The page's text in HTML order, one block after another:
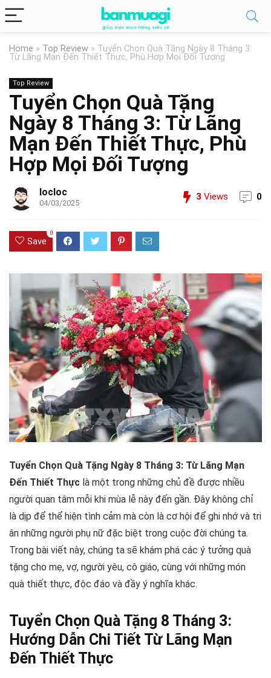
Home » Top Review » Tuyển Chọn Quà Tặng Ngày 8 Tháng 3:
Từ Lãng Mạn Đến Thiết Thực, Phù Hợp Mọi Đối Tượng
Top Review
Tuyển Chọn Quà Tặng
Ngày 8 Tháng 3: Từ Lãng
Mạn Đến Thiết Thực, Phù
Hợp Mọi Đối Tượng
locloc
04/03/2025
3 Views 0
Save
0
Tuyển Chọn Quà Tặng Ngày 8 Tháng 3: Từ Lãng Mạn
Đến Thiết Thực là một trong những chủ đề được nhiều
người quan tâm mỗi khi mùa lễ này đến gần. Đây không chỉ
là dịp để thể hiện tình cảm mà còn là cơ hội để ghi nhớ và tri
ân những người phụ nữ đặc biệt trong cuộc đời chúng ta.
Trong bài viết này, chúng ta sẽ khám phá các ý tưởng quà
tặng cho mẹ, vợ, người yêu, cô giáo, cùng với những món
quà thiết thực, độc đáo và đầy ý nghĩa khác.
Tuyển Chọn Quà Tặng 8 Tháng 3:
Hướng Dẫn Chi Tiết Từ Lãng Mạn
Đến Thiết Thực